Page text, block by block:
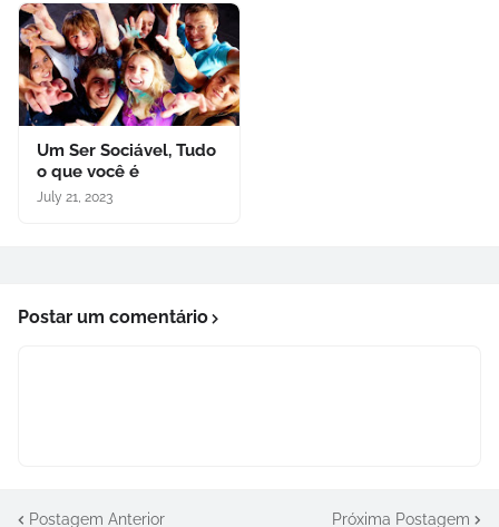
Um Ser Sociável, Tudo
o que você é
July 21, 2023
Postar um comentário
Postagem Anterior Próxima Postagem